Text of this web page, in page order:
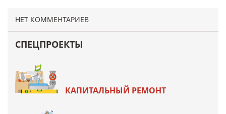
НЕТ КОММЕНТАРИЕВ
СПЕЦПРОЕКТЫ
КАПИТАЛЬНЫЙ РЕМОНТ